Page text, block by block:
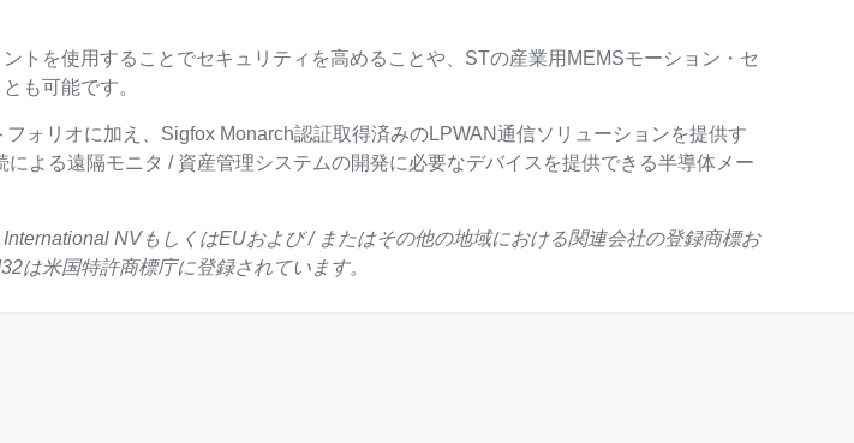
トを使用することでセキュリティを高めることや、STの産業用MEMSモーション・セ
も可能です。
ォリオに加え、Sigfox Monarch認証取得済みのLPWAN通信ソリューションを提供す
よる遠隔モニタ / 資産管理システムの開発に必要なデバイスを提供できる半導体メー
NVもしくはEUおよび / またはその他の地域における関連会社の登録商標お
は米国特許商標庁に登録されています。